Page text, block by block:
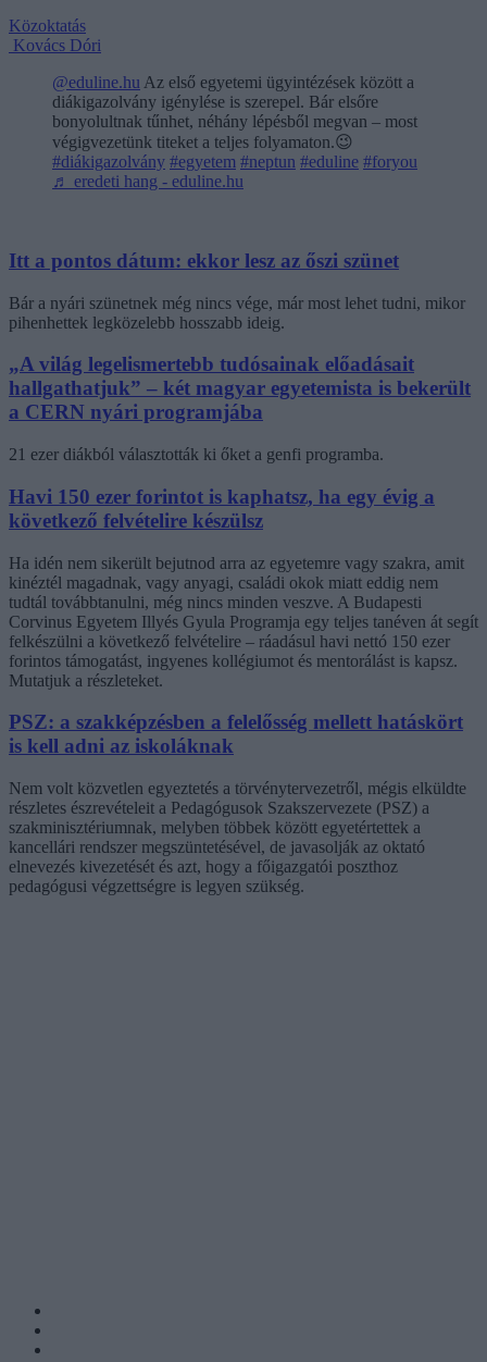
Közoktatás
Kovács Dóri
@eduline.hu Az első egyetemi ügyintézések között a
diákigazolvány igénylése is szerepel. Bár elsőre
bonyolultnak tűnhet, néhány lépésből megvan – most
végigvezetünk titeket a teljes folyamaton.😉
#diákigazolvány #egyetem #neptun #eduline #foryou
♬ eredeti hang - eduline.hu
Itt a pontos dátum: ekkor lesz az őszi szünet
Bár a nyári szünetnek még nincs vége, már most lehet tudni, mikor
pihenhettek legközelebb hosszabb ideig.
„A világ legelismertebb tudósainak előadásait
hallgathatjuk” – két magyar egyetemista is bekerült
a CERN nyári programjába
21 ezer diákból választották ki őket a genfi programba.
Havi 150 ezer forintot is kaphatsz, ha egy évig a
következő felvételire készülsz
Ha idén nem sikerült bejutnod arra az egyetemre vagy szakra, amit
kinéztél magadnak, vagy anyagi, családi okok miatt eddig nem
tudtál továbbtanulni, még nincs minden veszve. A Budapesti
Corvinus Egyetem Illyés Gyula Programja egy teljes tanéven át segít
felkészülni a következő felvételire – ráadásul havi nettó 150 ezer
forintos támogatást, ingyenes kollégiumot és mentorálást is kapsz.
Mutatjuk a részleteket.
PSZ: a szakképzésben a felelősség mellett hatáskört
is kell adni az iskoláknak
Nem volt közvetlen egyeztetés a törvénytervezetről, mégis elküldte
részletes észrevételeit a Pedagógusok Szakszervezete (PSZ) a
szakminisztériumnak, melyben többek között egyetértettek a
kancellári rendszer megszüntetésével, de javasolják az oktató
elnevezés kivezetését és azt, hogy a főigazgatói poszthoz
pedagógusi végzettségre is legyen szükség.